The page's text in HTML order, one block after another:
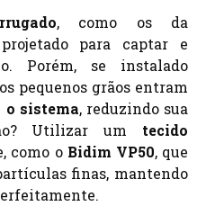
, como os da
para captar e
Porém, se instalado
pequenos grãos entram
o sistema, reduzindo sua
Utilizar um tecido
como o Bidim VP50, que
finas, mantendo